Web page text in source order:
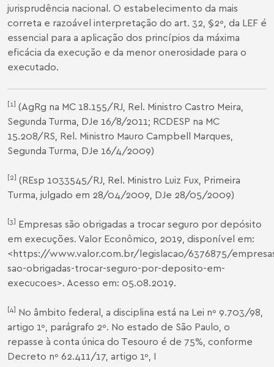
jurisprudência nacional. O estabelecimento da mais
correta e razoável interpretação do art. 32, §2º, da LEF é
essencial para a aplicação dos princípios da máxima
eficácia da execução e da menor onerosidade para o
executado.
[1] (AgRg na MC 18.155/RJ, Rel. Ministro Castro Meira,
Segunda Turma, DJe 16/8/2011; RCDESP na MC
15.208/RS, Rel. Ministro Mauro Campbell Marques,
Segunda Turma, DJe 16/4/2009)
[2] (REsp 1033545/RJ, Rel. Ministro Luiz Fux, Primeira
Turma, julgado em 28/04/2009, DJe 28/05/2009)
[3] Empresas são obrigadas a trocar seguro por depósito
em execuções. Valor Econômico, 2019, disponível em:
<https://www.valor.com.br/legislacao/6376875/
sao-obrigadas-trocar-seguro-por-deposito-em-
execucoes>. Acesso em: 05.08.2019.
[4] No âmbito federal, a disciplina está na Lei nº 9.703/98,
artigo 1º, parágrafo 2º. No estado de São Paulo, o
repasse à conta única do Tesouro é de 75%, conforme
Decreto nº 62.411/17, artigo 1º, I